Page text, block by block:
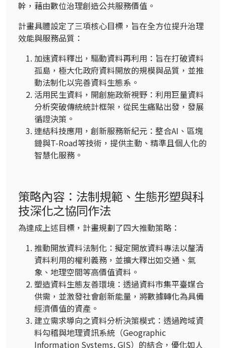
幹，藉由數位治理創造公共服務價值。
計畫具體設定了三項核心目標，旨在全方位提升治理
效能與服務品質：
加速資料釋出，驅動資料再利用：旨在打破資料
孤島，極大化政府資料開放的規模與品質，並推
動法制化以完善資料生態系。
活用民生資料，開創施政新視野：利用巨量資料
分析突破傳統統計框架，從民生痛點出發，發展
循證決策。
連結科技應用，創新服務新紀元：整合AI、區塊
鏈與T-Road等技術，提供主動、精準且個人化的
智慧化服務。
策略內容：法制規範、生態形塑與科
技深化之協同作法
為達成上述目標，計畫規劃了四大推動策略：
推動開放資料法制化：擬定開放資料專法以釐清
資料利用的權利義務，並擴大釋出如交通、氣
象、地理空間等高價值資料。
塑造資料生態友善環境：透過資料市集平臺媒合
供需，並激發社會創新能量，將數據轉化為具備
經濟價值的資產。
建立需求導向之資料分析決策模式：透過跨域資
料勾稽與地理資訊系統（Geographic
Information Systems, GIS）的結合，優化如人